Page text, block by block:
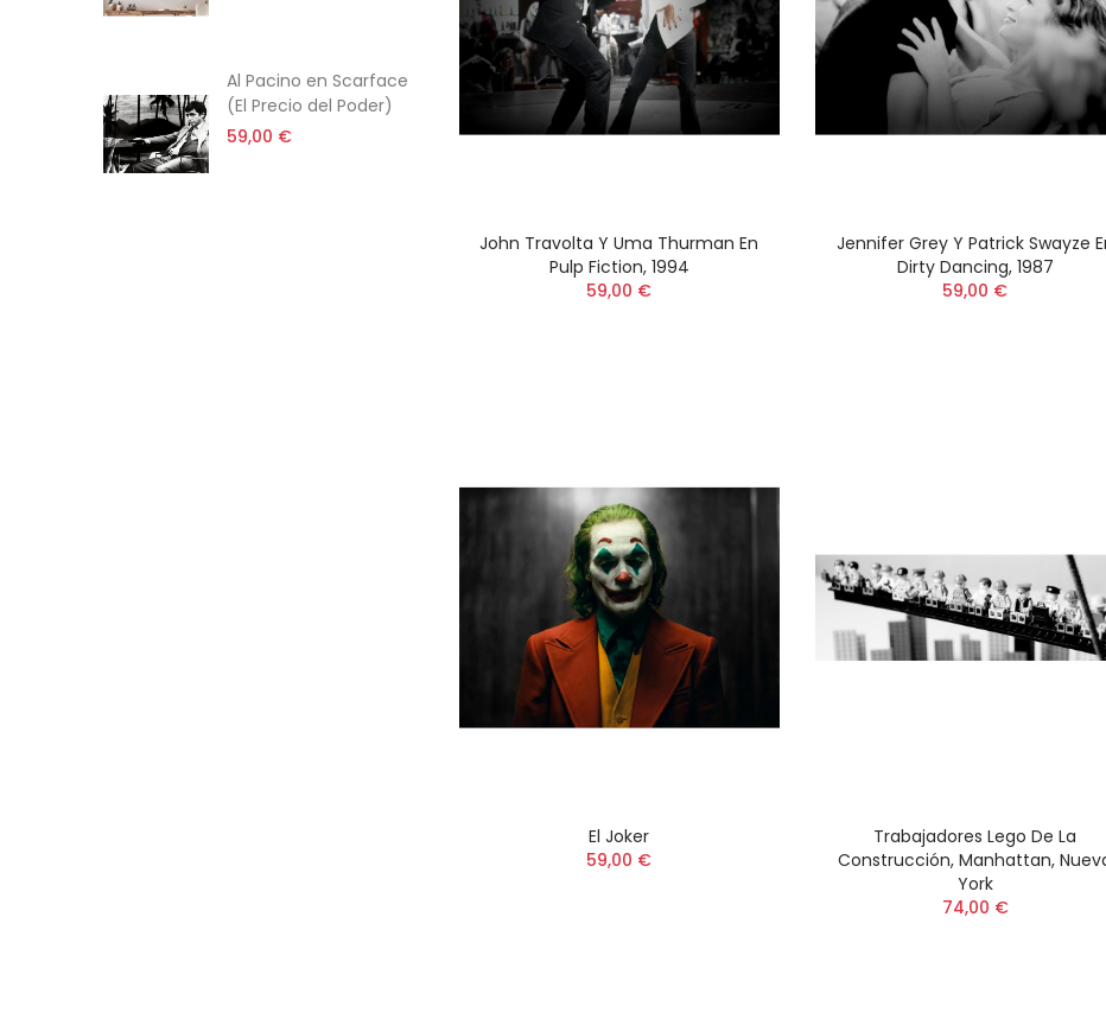
John Travolta Y Uma Thurman En
Pulp Fiction, 1994
59,00 €
Jennifer Grey Y Patrick Swayze
Dirty Dancing, 1987
59,00 €
El Joker
59,00 €
Trabajadores Lego De La
Construcción, Manhattan,
York
74,00 €
Al Pacino en Scarface
(El Precio del Poder)
59,00 €
Alain Delon con Romy
Schneider, rodaje de
"La Piscine" de Jacques
Al Pacino en Scarface
(El Precio del Poder)
59,00 €